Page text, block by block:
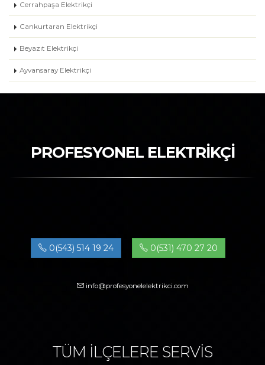
Cerrahpaşa Elektrikçi
Cankurtaran Elektrikçi
Beyazıt Elektrikçi
Ayvansaray Elektrikçi
PROFESYONEL ELEKTRİKÇİ
0(543) 514 19 24 0(531) 470 27 20
info@profesyonelelektrikci.com
TÜM İLÇELERE SERVİS